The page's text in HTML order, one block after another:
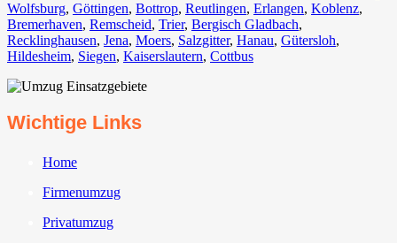
Wolfsburg⁠, Göttingen, Bottrop, Reutlingen, Erlangen⁠, Koblenz,
Bremerhaven⁠, Remscheid, Trier⁠, Bergisch Gladbach,
Recklinghausen, Jena⁠, Moers⁠, Salzgitter⁠, Hanau, Gütersloh,
Hildesheim⁠, Siegen⁠, Kaiserslautern⁠, Cottbus⁠
Wichtige Links
Home
Firmenumzug
Privatumzug